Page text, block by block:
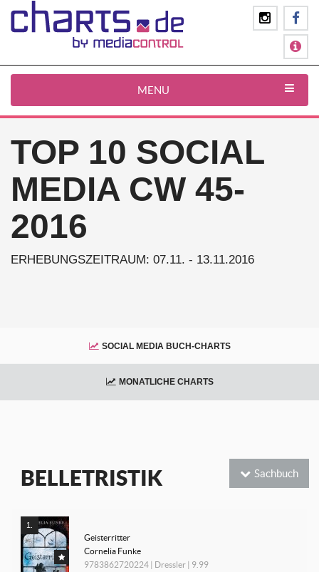
MENU
TOP 10 SOCIAL
MEDIA CW 45-
2016
ERHEBUNGSZEITRAUM: 07.11. - 13.11.2016
SOCIAL MEDIA BUCH-CHARTS
MONATLICHE CHARTS
BELLETRISTIK Sachbuch
Geisterritter
Cornelia Funke
9783862720224 | Dressler | 9.99